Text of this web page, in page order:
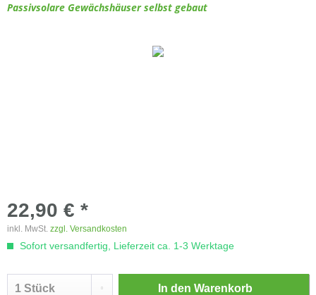
Passivsolare Gewächshäuser selbst gebaut
22,90 € *
inkl. MwSt. zzgl. Versandkosten
Sofort versandfertig, Lieferzeit ca. 1-3 Werktage
In den Warenkorb